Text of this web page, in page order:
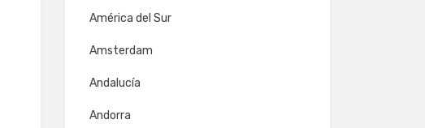
América del Sur
Amsterdam
Andalucía
Andorra